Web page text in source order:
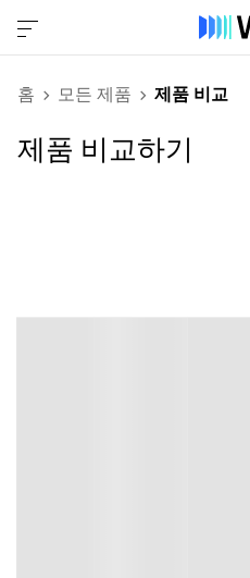
홈 모든 제품 제품 비교
제품 비교하기